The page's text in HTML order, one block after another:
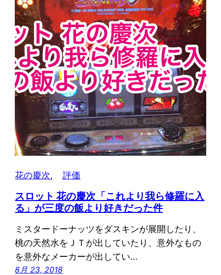
花の慶次, 評価
スロット 花の慶次「これより我ら修羅に入
る」が三度の飯より好きだった件
ミスタードーナッツをダスキンが展開したり、
桃の天然水をＪＴが出していたり、意外なもの
を意外なメーカーが出してい…
8月 23, 2018